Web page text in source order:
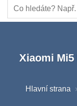
Hledat:
Xiaomi
Hlavní strana